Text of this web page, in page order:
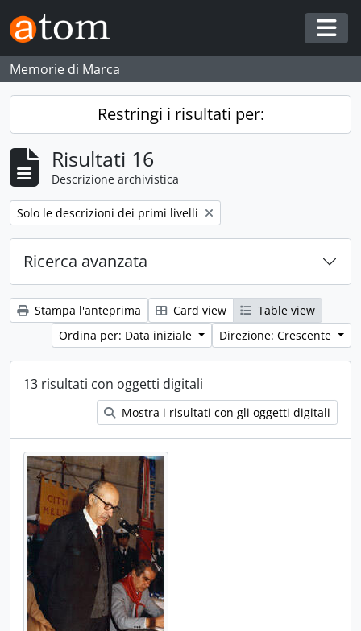
Skip to main content
Memorie di Marca
Restringi i risultati per:
Risultati 16
Descrizione archivistica
Remove filter:
Solo le descrizioni dei primi livelli
Ricerca avanzata
Stampa l'anteprima Card view
Table view
Ordina per: Data iniziale
Direzione: Crescente
13 risultati con oggetti digitali
Mostra i risultati con gli oggetti digitali